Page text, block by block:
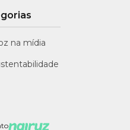
na mídia